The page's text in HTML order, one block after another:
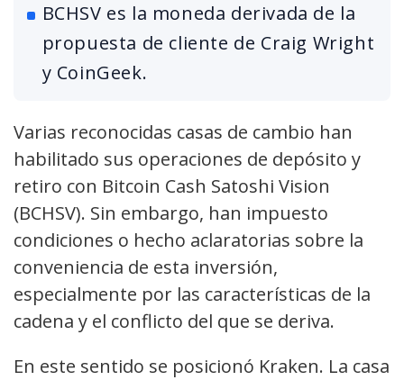
BCHSV es la moneda derivada de la
propuesta de cliente de Craig Wright
y CoinGeek.
Varias reconocidas casas de cambio han
habilitado sus operaciones de depósito y
retiro con Bitcoin Cash Satoshi Vision
(BCHSV). Sin embargo, han impuesto
condiciones o hecho aclaratorias sobre la
conveniencia de esta inversión,
especialmente por las características de la
cadena y el conflicto del que se deriva.
En este sentido se posicionó Kraken. La casa